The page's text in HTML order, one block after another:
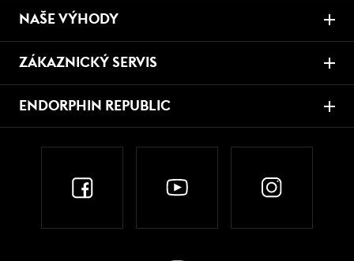
NAŠE VÝHODY
ZÁKAZNICKÝ SERVIS
ENDORPHIN REPUBLIC